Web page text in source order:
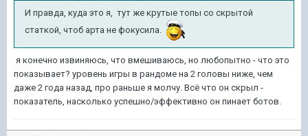
И правда, куда это я, тут же крутые топы со скрытой
статкой, чтоб арта не фокусила.
я конечно извиняюсь, что вмешиваюсь, но любопытно - что это
показывает? уровень игры в рандоме на 2 головы ниже, чем
даже 2 года назад, про раньше я молчу. Всё что он скрыл -
показатель, насколько успешно/эффективно он пинает ботов.